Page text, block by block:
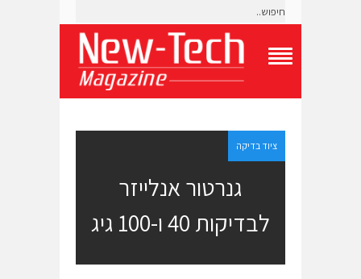
g
l
e
N
ציוד בדיקה
גנרטור אנלייזר
לבדיקות 40 ו-100 גיג